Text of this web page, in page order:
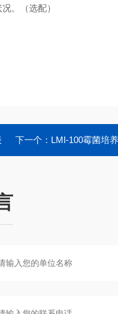
。（选配）
下一个： LMI-100霉菌培养箱